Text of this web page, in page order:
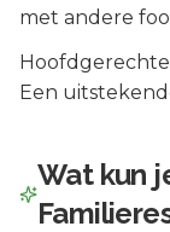
met andere
Een
Wat kun